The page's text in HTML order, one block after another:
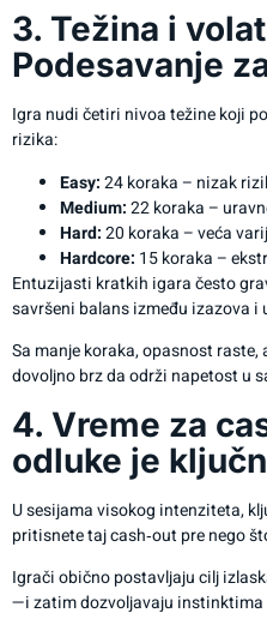
3. Težina i
Podesavanje
Igra nudi četiri nivoa težine koji
rizika:
Easy:24 koraka – nizak
Medium:22 koraka –
Hard:20 koraka – veća
Hardcore: 15 koraka –
Entuzijasti kratkih igara često
savršeni balans između izazova i
Sa manje koraka, opasnost
dovoljno brz da održi napetost u
4. Vreme za
odluke je
U sesijama visokog intenziteta,
pritisnete taj cash‑out pre nego
Igrači obično postavljaju cilj
—i zatim dozvoljavaju instinktima